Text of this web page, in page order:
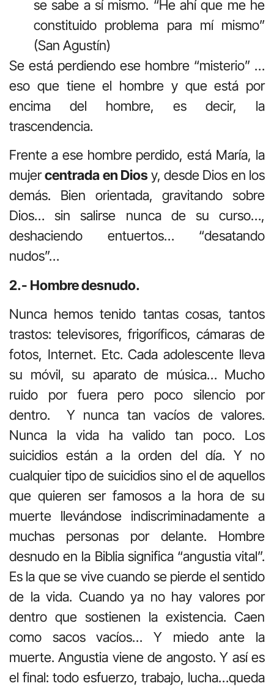
se sabe a sí mismo. “He ahí que me he
constituido problema para mí mismo”
(San Agustín)
Se está perdiendo ese hombre “misterio” …
eso que tiene el hombre y que está por
encima del hombre, es decir, la
trascendencia.
Frente a ese hombre perdido, está María, la
mujercentrada en Diosy, desde Dios en los
demás. Bien orientada, gravitando sobre
Dios… sin salirse nunca de su curso…,
deshaciendo entuertos… “desatando
nudos”…
2.- Hombre desnudo.
Nunca hemos tenido tantas cosas, tantos
trastos: televisores, frigoríficos, cámaras de
fotos, Internet. Etc. Cada adolescente lleva
su móvil, su aparato de música… Mucho
ruido por fuera pero poco silencio por
dentro. Y nunca tan vacíos de valores.
Nunca la vida ha valido tan poco. Los
suicidios están a la orden del día. Y no
cualquier tipo de suicidios sino el de aquellos
que quieren ser famosos a la hora de su
muerte llevándose indiscriminadamente a
muchas personas por delante. Hombre
desnudo en la Biblia significa “angustia vital”.
Es la que se vive cuando se pierde el sentido
de la vida. Cuando ya no hay valores por
dentro que sostienen la existencia. Caen
como sacos vacíos… Y miedo ante la
muerte. Angustia viene de angosto. Y así es
el final: todo esfuerzo, trabajo, lucha…queda